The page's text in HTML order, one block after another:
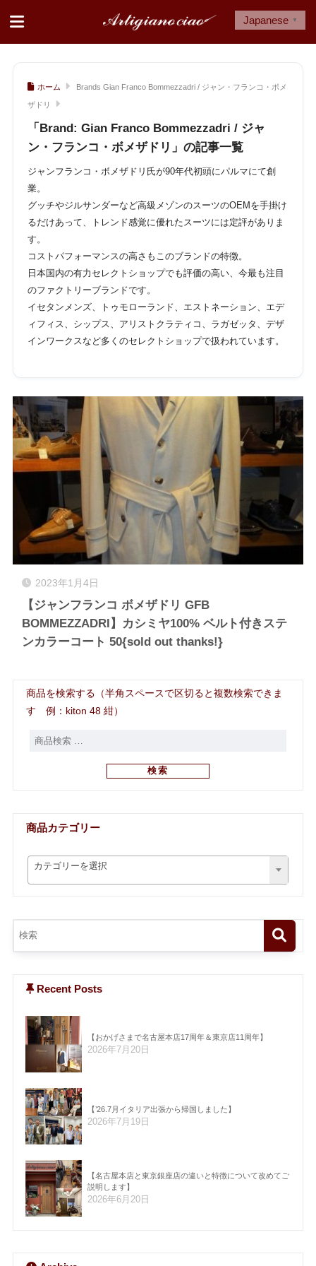
ホーム Brands Gian Franco Bommezzadri / ジャン・フランコ・ボメ
ザドリ
「Brand: Gian Franco Bommezzadri / ジャ
ン・フランコ・ボメザドリ 」の記事一覧
ジャンフランコ・ボメザドリ氏が90年代初頭にパルマにて創
業。
グッチやジルサンダーなど高級メゾンのスーツのOEMを手掛け
るだけあって、トレンド感覚に優れたスーツには定評がありま
す。
コストパフォーマンスの高さもこのブランドの特徴。
日本国内の有力セレクトショップでも評価の高い、今最も注目
のファクトリーブランドです。
イセタンメンズ、トゥモローランド、エストネーション、エデ
ィフィス、シップス、アリストクラティコ、ラガゼッタ、デザ
インワークスなど多くのセレクトショップで扱われています。
2023年1月4日
【ジャンフランコ ボメザドリ GFB
BOMMEZZADRI】カシミヤ100% ベルト付きステ
ンカラーコート 50{sold out thanks!}
商品を検索する（半角スペースで区切ると複数検索できま
す 例：kiton 48 紺）
検索
商品カテゴリー
カテゴリーを選択
Recent Posts
【おかげさまで名古屋本店17周年＆東京店11周年】
2026年7月20日
【’26.7月イタリア出張から帰国しました】
2026年7月19日
【名古屋本店と東京銀座店の違いと特徴について改めてご
説明します】
2026年6月20日
Japanese ▼